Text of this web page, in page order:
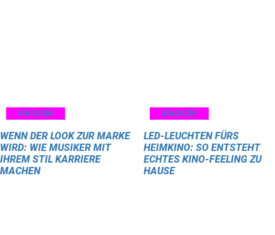
MAGAZIN
WENN DER LOOK ZUR MARKE
WIRD: WIE MUSIKER MIT
IHREM STIL KARRIERE
MACHEN
MAGAZIN
LED-LEUCHTEN FÜRS
HEIMKINO: SO ENTSTEHT
ECHTES KINO-FEELING ZU
HAUSE